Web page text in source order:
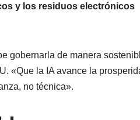
y los residuos electrónicos
gobernarla de manera
«Que la IA avance la
no técnica».